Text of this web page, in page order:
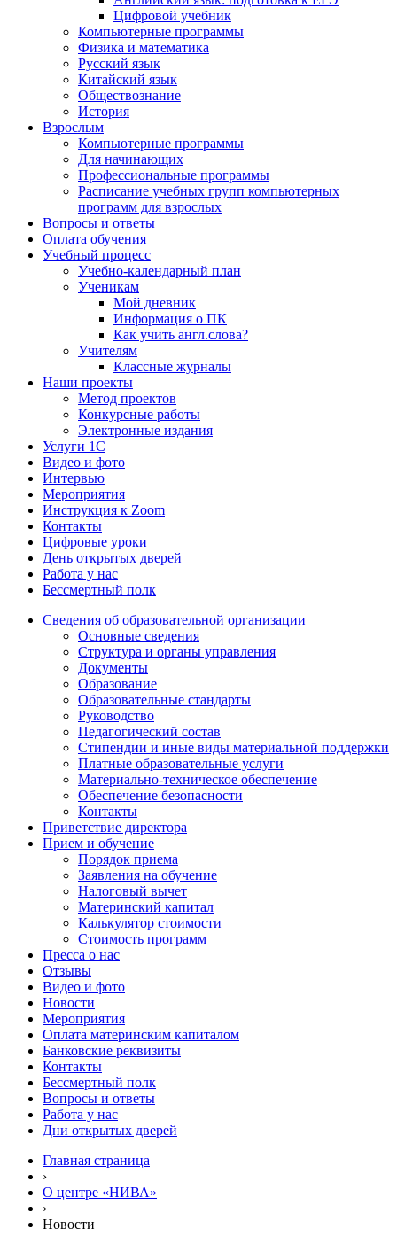
Цифровой учебник
Компьютерные программы
Физика и математика
Русский язык
Китайский язык
Обществознание
История
Взрослым
Компьютерные программы
Для начинающих
Профессиональные программы
Расписание учебных групп компьютерных
программ для взрослых
Вопросы и ответы
Оплата обучения
Учебный процесс
Учебно-календарный план
Ученикам
Мой дневник
Информация о ПК
Как учить англ.слова?
Учителям
Классные журналы
Наши проекты
Метод проектов
Конкурсные работы
Электронные издания
Услуги 1C
Видео и фото
Интервью
Мероприятия
Инструкция к Zoom
Контакты
Цифровые уроки
День открытых дверей
Работа у нас
Бессмертный полк
Сведения об образовательной организации
Основные сведения
Структура и органы управления
Документы
Образование
Образовательные стандарты
Руководство
Педагогический состав
Стипендии и иные виды материальной поддержки
Платные образовательные услуги
Материально-техническое обеспечение
Обеспечение безопасности
Контакты
Приветствие директора
Прием и обучение
Порядок приема
Заявления на обучение
Налоговый вычет
Материнский капитал
Калькулятор стоимости
Стоимость программ
Пресса о нас
Отзывы
Видео и фото
Новости
Мероприятия
Оплата материнским капиталом
Банковские реквизиты
Контакты
Бессмертный полк
Вопросы и ответы
Работа у нас
Дни открытых дверей
Главная страница
›
О центре «НИВА»
›
Новости